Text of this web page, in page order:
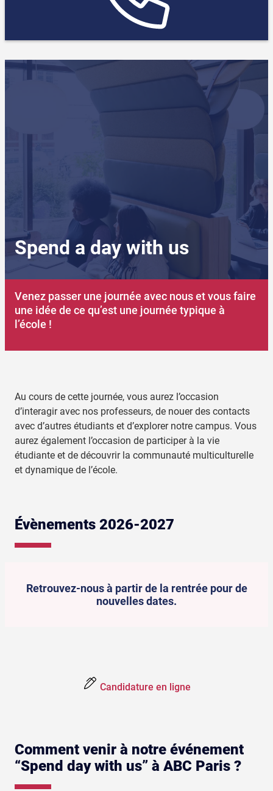
Spend a day with us
Venez passer une journée avec nous et vous faire
une idée de ce qu’est une journée typique à
l’école !
Au cours de cette journée, vous aurez l’occasion
d’interagir avec nos professeurs, de nouer des contacts
avec d’autres étudiants et d’explorer notre campus. Vous
aurez également l’occasion de participer à la vie
étudiante et de découvrir la communauté multiculturelle
et dynamique de l’école.
Évènements 2026-2027
Retrouvez-nous à partir de la rentrée pour de
nouvelles dates.
Candidature en ligne
Comment venir à notre événement
“Spend day with us” à ABC Paris ?